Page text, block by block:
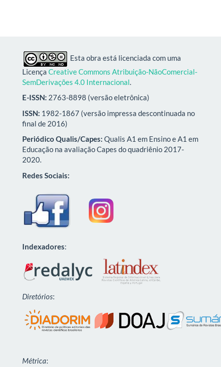
Esta obra está licenciada com uma
Licença Creative Commons Atribuição-NãoComercial-
SemDerivações 4.0 Internacional
E-ISSN: 2763-8898 (versão eletrônica)
ISSN: 1982-1867 (versão impressa descontinuada no
final de 2016)
Periódico Qualis/Capes: Qualis A1 em Ensino e A1 em
Educação na avaliação Capes do quadriênio 2017-
2020.
Redes Sociais:
Indexadores:
Diretórios:
Métrica: